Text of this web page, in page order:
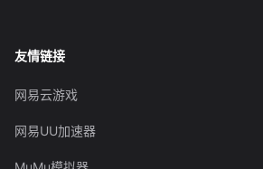
友情链接
网易云游戏
网易UU加速器